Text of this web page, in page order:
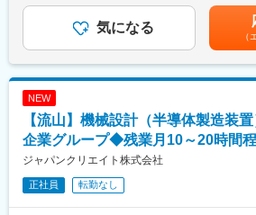
・構想設計／基本設計：お客様からの
に基づき、装置全体の電源電装系統・
選定を行う
算、手配業者・協力会社の選定、技術
・装置立ち上げサポート：組み立てス
作確認や調整をサポート
450000円～600000円／管理監督者手
の為残業手当なし）■賞与：年2回（昨
昇給：年1回（4月）賃金はあくまでも
通じて上下する可能性があります。月
表記です。
気になる
（
NEW
【流山】機械設計（半導体製造装
企業グループ◆残業月10～20時間
ジャパンクリエイト株式会社
正社員 転勤なし